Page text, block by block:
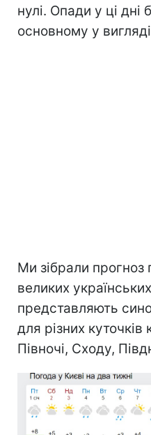
нулі. Опади у ці дні
основному у вигляді
Ми зібрали прогноз
великих українських
представляють
для різних куточків
Півночі, Сходу,